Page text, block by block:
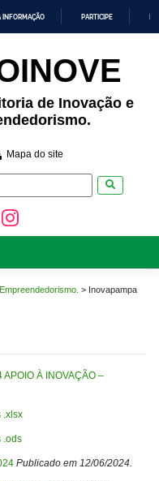
INFORMAÇÃO PARTICIPE
de Inovação e
Mapa do site
> Inovapampa
APOIO À INOVAÇÃO –
.xlsx
.ods
Publicado em 12/06/2024.